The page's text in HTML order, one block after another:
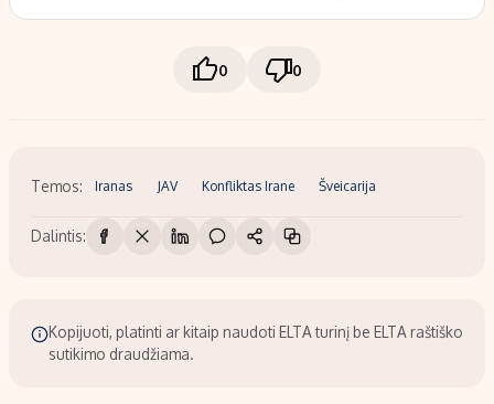
0 0
Temos: Iranas JAV Konfliktas Irane Šveicarija
Dalintis:
Kopijuoti, platinti ar kitaip naudoti ELTA turinį be ELTA raštiško
sutikimo draudžiama.